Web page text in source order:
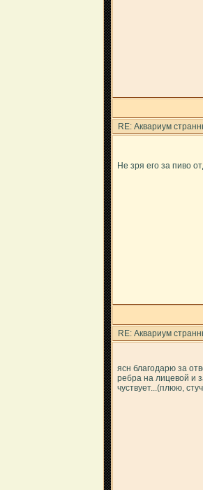
RE: Аквариум
Не зря его за пиво
RE: Аквариум
ясн благодарю за
ребра на лицевой и
чуствует...(плюю,